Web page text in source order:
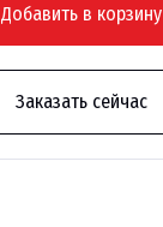
Добавить в корзину
Заказать сейчас